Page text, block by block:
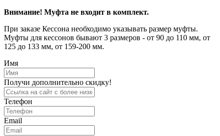
Внимание! Муфта не входит в комплект.
При заказе Кессона необходимо указывать размер муфты.
Муфты для кессонов бывают 3 размеров - от 90 до 110 мм, от
125 до 133 мм, от 159-200 мм.
Имя
Получи дополнительно скидку!
Телефон
Email